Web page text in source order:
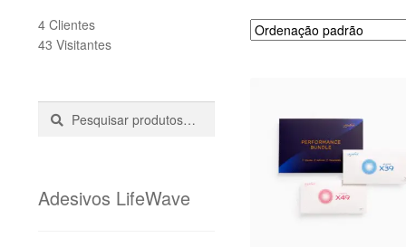
4 Clientes
43 Visitantes
Pesquisar
Pesquisa
Adesivos LifeWave